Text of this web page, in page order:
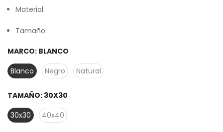
Material:
Tamaño:
MARCO: BLANCO
Blanco
Negro Natural
TAMAÑO: 30X30
30x30
40x40